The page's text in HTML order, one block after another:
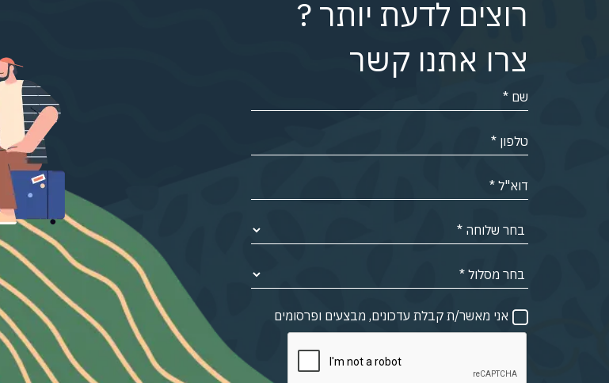
רוצים לדעת יותר ?
צרו אתנו קשר
אני מאשר/ת קבלת עדכונים, מבצעים ופרסומים